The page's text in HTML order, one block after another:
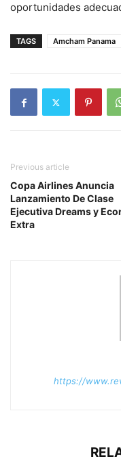
oportunidades
TAGS Amcham Panama
Previous article
Copa Airlines Anuncia
Lanzamiento De Clase
Ejecutiva Dreams y
Extra
https://